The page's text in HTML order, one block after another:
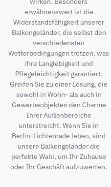
erwähnenswert ist die
Widerstandsfähigkeit unserer
Balkongeländer, die selbst den
verschiedensten
Wetterbedingungen trotzen, was
ihre Langlebigkeit und
Pflegeleichtigkeit garantiert.
Greifen Sie zu einer Lösung, die
sowohl in Wohn- als auch in
Gewerbeobjekten den Charme
Ihrer Außenbereiche
unterstreicht. Wenn Sie in
Berlin-Lichtenrade leben, sind
unsere Balkongeländer die
perfekte Wahl, um Ihr Zuhause
oder Ihr Geschäft aufzuwerten.